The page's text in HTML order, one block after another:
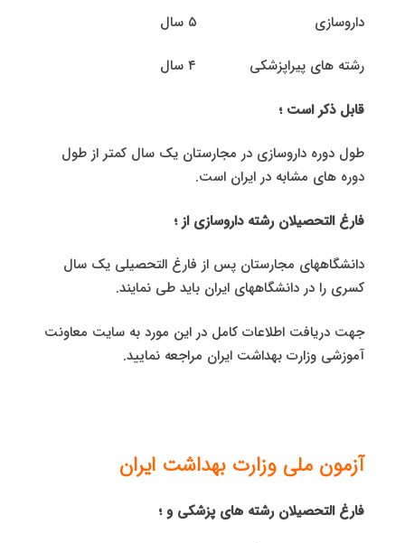
داروسازی ۵ سال
رشته های پیراپزشکی ۴ سال
قابل ذکر است ؛
طول دوره داروسازی در مجارستان یک سال کمتر از طول
دوره های مشابه در ایران است.
فارغ التحصیلان رشته داروسازی از ؛
دانشگاههای مجارستان پس از فارغ التحصیلی یک سال
کسری را در دانشگاههای ایران باید طی نمایند.
جهت دریافت اطلاعات کامل در این مورد به سایت معاونت
آموزشی وزارت بهداشت ایران مراجعه نمایید.
آزمون ملی وزارت بهداشت ایران
فارغ التحصیلان رشته های پزشکی و ؛